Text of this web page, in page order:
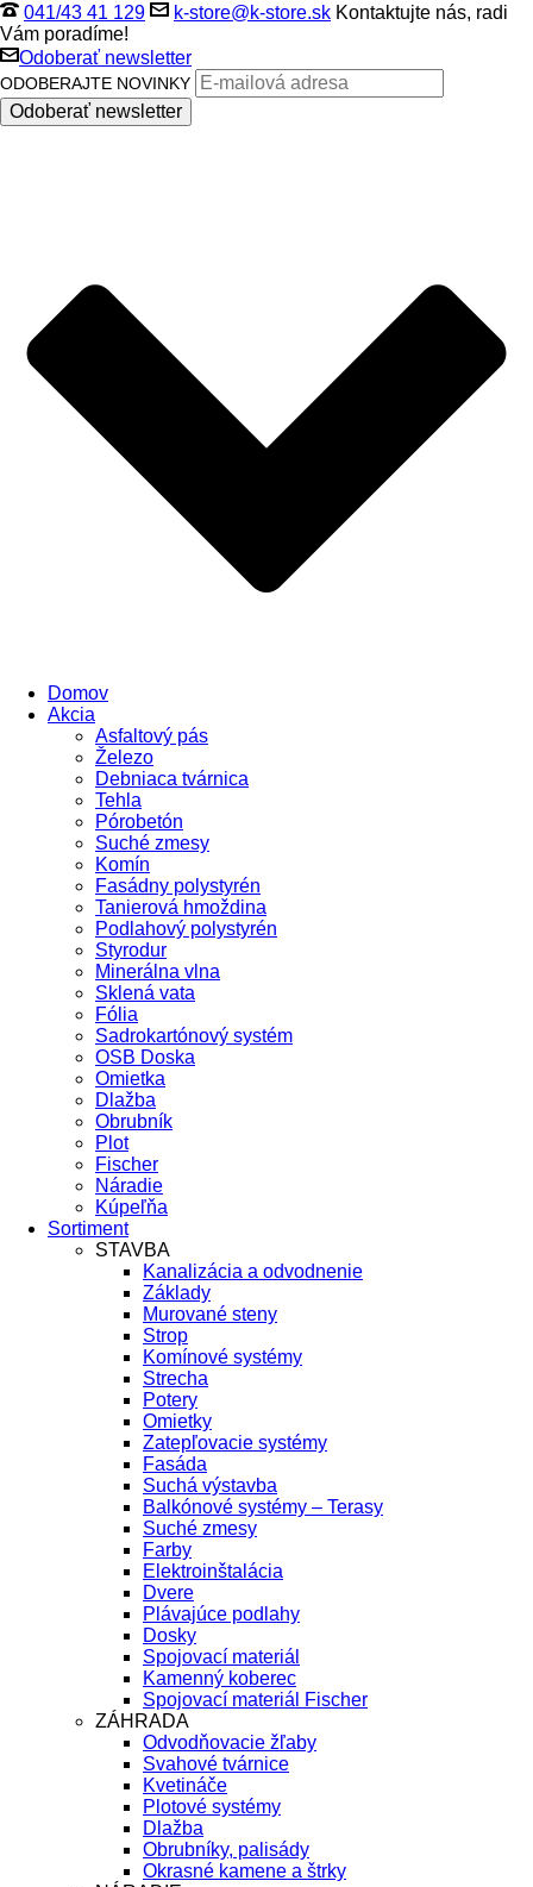
041/43 41 129 k-store@k-store.sk Kontaktujte nás, radi
Vám poradíme!
Odoberať newsletter
ODOBERAJTE NOVINKY
Domov
Akcia
Asfaltový pás
Železo
Debniaca tvárnica
Tehla
Pórobetón
Suché zmesy
Komín
Fasádny polystyrén
Tanierová hmoždina
Podlahový polystyrén
Styrodur
Minerálna vlna
Sklená vata
Fólia
Sadrokartónový systém
OSB Doska
Omietka
Dlažba
Obrubník
Plot
Fischer
Náradie
Kúpeľňa
Sortiment
STAVBA
Kanalizácia a odvodnenie
Základy
Murované steny
Strop
Komínové systémy
Strecha
Potery
Omietky
Zatepľovacie systémy
Fasáda
Suchá výstavba
Balkónové systémy – Terasy
Suché zmesy
Farby
Elektroinštalácia
Dvere
Plávajúce podlahy
Dosky
Spojovací materiál
Kamenný koberec
Spojovací materiál Fischer
ZÁHRADA
Odvodňovacie žľaby
Svahové tvárnice
Kvetináče
Plotové systémy
Dlažba
Obrubníky, palisády
Okrasné kamene a štrky